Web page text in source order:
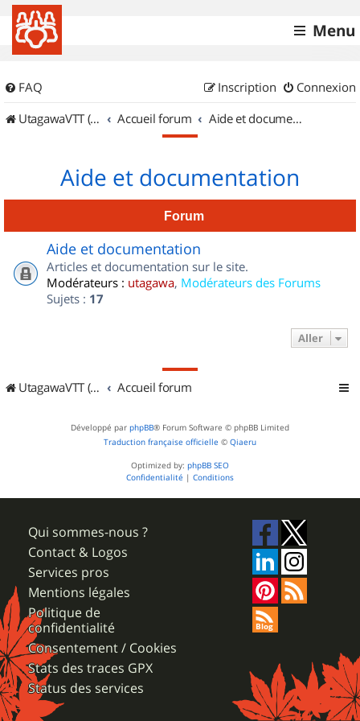
Menu
FAQ Connexion
Inscription
UtagawaVTT (Randos VTT et VTTAE avec traces GPS)
Accueil forum Aide et documentation
Aide et documentation
Forum
Aide et documentation
Articles et documentation sur le site.
Modérateurs : utagawa, Modérateurs des Forums
Sujets : 17
Aller
UtagawaVTT (Randos VTT et VTTAE avec traces GPS) Accueil forum
Développé par phpBB® Forum Software © phpBB Limited
Traduction française officielle © Qiaeru
Optimized by: phpBB SEO
Confidentialité | Conditions
Qui sommes-nous ?
Contact & Logos
Services pros
Mentions légales
Politique de
confidentialité
Consentement / Cookies
Stats des traces GPX
Status des services